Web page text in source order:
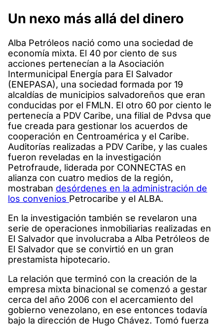
Un nexo más allá del dinero
Alba Petróleos nació como una sociedad de
economía mixta. El 40 por ciento de sus
acciones pertenecían a la Asociación
Intermunicipal Energía para El Salvador
(ENEPASA), una sociedad formada por 19
alcaldías de municipios salvadoreños que eran
conducidas por el FMLN. El otro 60 por ciento le
pertenecía a PDV Caribe, una filial de Pdvsa que
fue creada para gestionar los acuerdos de
cooperación en Centroamérica y el Caribe.
Auditorías realizadas a PDV Caribe, y las cuales
fueron reveladas en la investigación
Petrofraude, liderada por CONNECTAS en
alianza con cuatro medios de la región,
mostraban desórdenes en la administración de
los convenios Petrocaribe y el ALBA.
En la investigación también se revelaron una
serie de operaciones inmobiliarias realizadas en
El Salvador que involucraba a Alba Petróleos de
El Salvador que se convirtió en un gran
prestamista hipotecario.
La relación que terminó con la creación de la
empresa mixta binacional se comenzó a gestar
cerca del año 2006 con el acercamiento del
gobierno venezolano, en ese entonces todavía
bajo la dirección de Hugo Chávez. Tomó fuerza